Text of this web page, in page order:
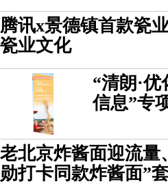
腾讯x景德镇首款瓷
瓷业文化
“清朗·
信息”专
老北京炸酱面迎流量
勋打卡同款炸酱面”